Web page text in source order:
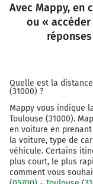
A54
E80
210 km
Avec Mappy, en
ou «
Quelle est la
(31000) ?
Mappy vous indique
Toulouse (31000).
en voiture en
la voiture, type de
véhicule. Certains
plus court, le plus
comment vous